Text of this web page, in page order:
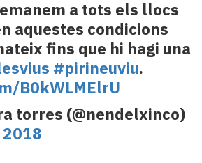
a tots els llocs
aquestes condicions
fins que hi hagi una
#pirineuviu.
B0kWLMElrU
torres (@nendelxinco)
2018